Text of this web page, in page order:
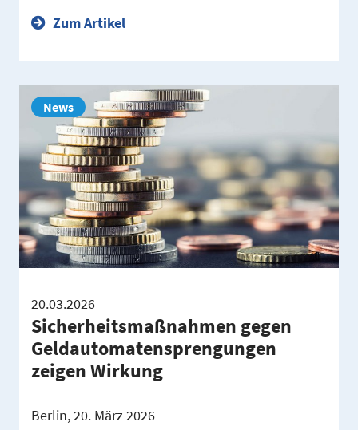
Zum Artikel
News
20.03.2026
Sicherheitsmaßnahmen gegen
Geldautomatensprengungen
zeigen Wirkung
Berlin, 20. März 2026